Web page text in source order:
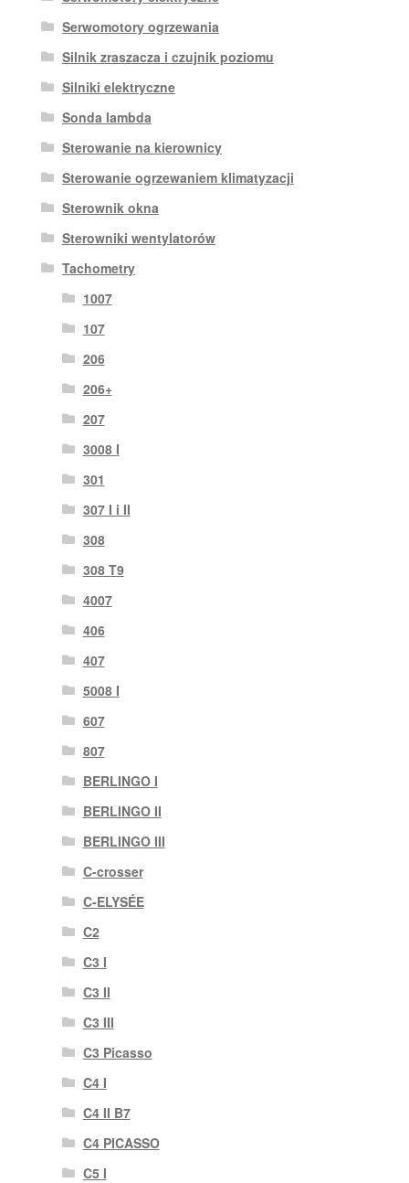
Serwomotory ogrzewania
Silnik zraszacza i czujnik poziomu
Silniki elektryczne
Sonda lambda
Sterowanie na kierownicy
Sterowanie ogrzewaniem klimatyzacji
Sterownik okna
Sterowniki wentylatorów
Tachometry
1007
107
206
206+
207
3008 I
301
307 I i II
308
308 T9
4007
406
407
5008 I
607
807
BERLINGO I
BERLINGO II
BERLINGO III
C-crosser
C-ELYSÉE
C2
C3 I
C3 II
C3 III
C3 Picasso
C4 I
C4 II B7
C4 PICASSO
C5 I